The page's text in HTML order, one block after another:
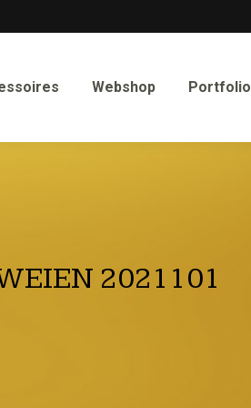
Webshop Portfolio
2021101